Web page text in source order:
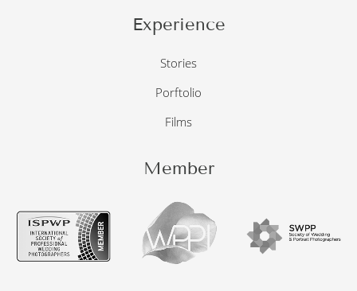
Experience
Stories
Porftolio
Films
Member